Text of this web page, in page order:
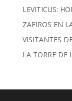
LEVITICUS:
ZAFIROS EN
VISITANTES
LA TORRE DE